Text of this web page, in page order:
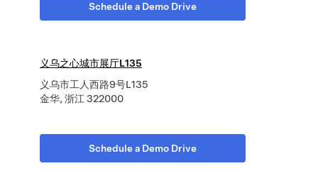
Schedule a Demo Drive
义乌之心城市展厅L135
义乌市工人西路9号L135
金华, 浙江 322000
Schedule a Demo Drive